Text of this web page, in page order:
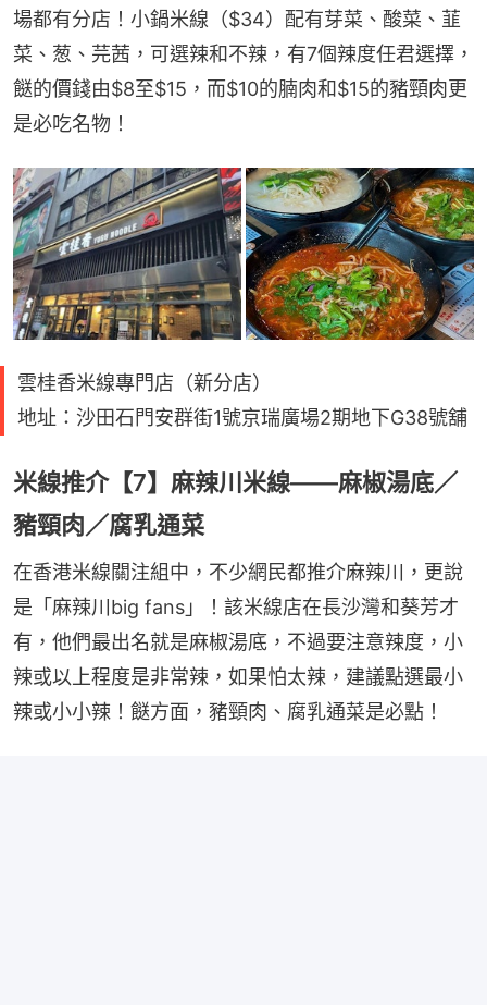
場都有分店！小鍋米線（$34）配有芽菜、酸菜、韮
菜、葱、芫茜，可選辣和不辣，有7個辣度任君選擇，
餸的價錢由$8至$15，而$10的腩肉和$15的豬頸肉更
是必吃名物！
雲桂香米線專門店（新分店）
地址：沙田石門安群街1號京瑞廣場2期地下G38號舖
米線推介【7】麻辣川米線——麻椒湯底／
豬頸肉／腐乳通菜
在香港米線關注組中，不少網民都推介麻辣川，更說
是「麻辣川big fans」！該米線店在長沙灣和葵芳才
有，他們最出名就是麻椒湯底，不過要注意辣度，小
辣或以上程度是非常辣，如果怕太辣，建議點選最小
辣或小小辣！餸方面，豬頸肉、腐乳通菜是必點！